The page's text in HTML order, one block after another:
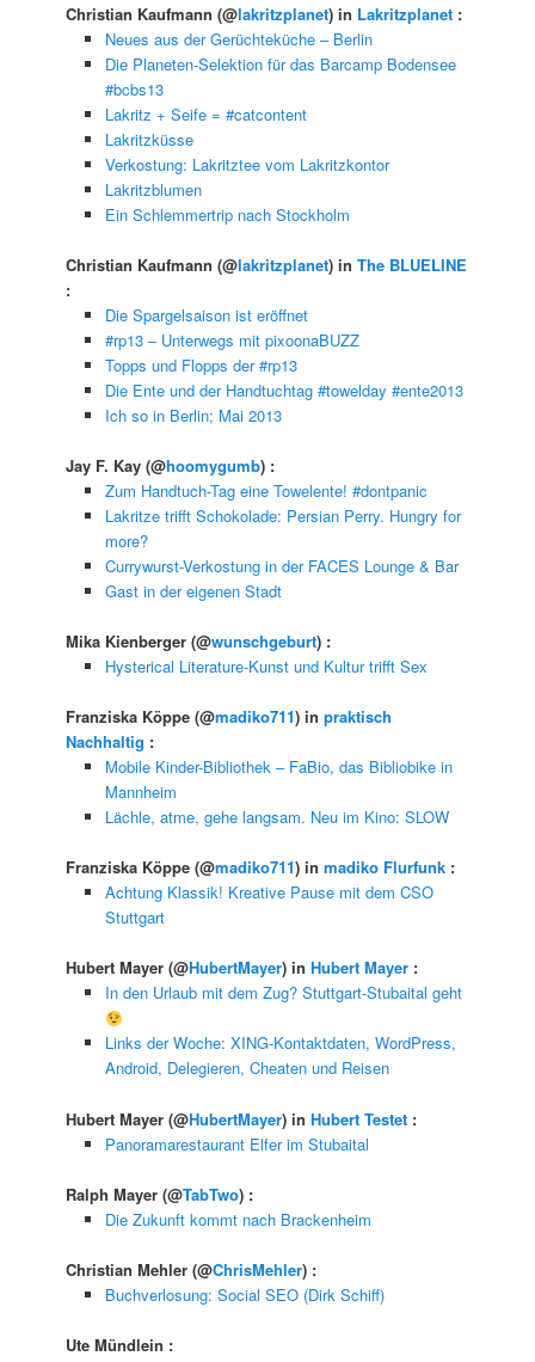
Christian Kaufmann(@lakritzplanet) in Lakritzplanet :
Neues aus der Gerüchteküche – Berlin
Die Planeten-Selektion für das Barcamp Bodensee
#bcbs13
Lakritz + Seife = #catcontent
Lakritzküsse
Verkostung: Lakritztee vom Lakritzkontor
Lakritzblumen
Ein Schlemmertrip nach Stockholm
Christian Kaufmann(@lakritzplanet) inThe BLUELINE
:
Die Spargelsaison ist eröffnet
#rp13 – Unterwegs mit pixoonaBUZZ
Topps und Flopps der #rp13
Die Ente und der Handtuchtag #towelday #ente2013
Ich so in Berlin; Mai 2013
Jay F. Kay(@hoomygumb) :
Zum Handtuch-Tag eine Towelente! #dontpanic
Lakritze trifft Schokolade: Persian Perry. Hungry for
more?
Currywurst-Verkostung in der FACES Lounge & Bar
Gast in der eigenen Stadt
Mika Kienberger(@wunschgeburt) :
Hysterical Literature-Kunst und Kultur trifft Sex
Franziska Köppe(@madiko711) inpraktisch
Nachhaltig :
Mobile Kinder-Bibliothek – FaBio, das Bibliobike in
Mannheim
Lächle, atme, gehe langsam. Neu im Kino: SLOW
Franziska Köppe(@madiko711) inmadiko Flurfunk :
Achtung Klassik! Kreative Pause mit dem CSO
Stuttgart
Hubert Mayer(@HubertMayer) inHubert Mayer :
In den Urlaub mit dem Zug? Stuttgart-Stubaital geht
Links der Woche: XING-Kontaktdaten, WordPress,
Android, Delegieren, Cheaten und Reisen
Hubert Mayer(@HubertMayer) inHubert Testet :
Panoramarestaurant Elfer im Stubaital
Ralph Mayer(@TabTwo) :
Die Zukunft kommt nach Brackenheim
Christian Mehler(@ChrisMehler) :
Buchverlosung: Social SEO (Dirk Schiff)
Ute Mündlein :